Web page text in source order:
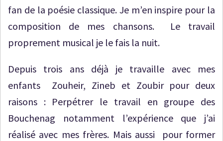
fan de la poésie classique. Je m’en inspire pour la
composition de mes chansons. Le travail
proprement musical je le fais la nuit.
Depuis trois ans déjà je travaille avec mes
enfants Zouheir, Zineb et Zoubir pour deux
raisons : Perpétrer le travail en groupe des
Bouchenag notamment l’expérience que j’ai
réalisé avec mes frères. Mais aussi pour former